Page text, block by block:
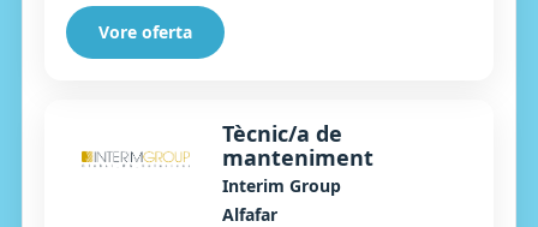
Vore oferta
Tècnic/a de
manteniment
Interim Group
Alfafar